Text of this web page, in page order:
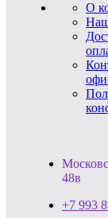
О
48в
+7 993